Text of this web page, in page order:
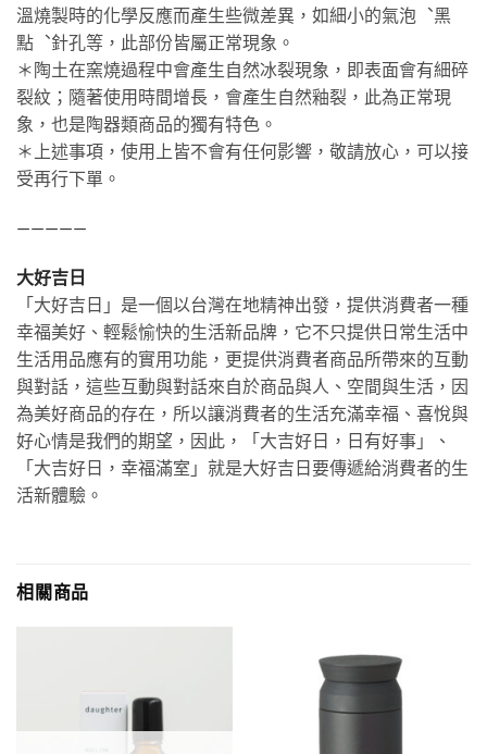
溫燒製時的化學反應而產生些微差異，如細小的氣泡︑黑
點︑針孔等，此部份皆屬正常現象。
＊陶土在窯燒過程中會產生自然冰裂現象，即表面會有細碎
裂紋；隨著使用時間增長，會產生自然釉裂，此為正常現
象，也是陶器類商品的獨有特色。
＊上述事項，使用上皆不會有任何影響，敬請放心，可以接
受再行下單。
—————
大好吉日
「大好吉日」是一個以台灣在地精神出發，提供消費者一種
幸福美好、輕鬆愉快的生活新品牌，它不只提供日常生活中
生活用品應有的實用功能，更提供消費者商品所帶來的互動
與對話，這些互動與對話來自於商品與人、空間與生活，因
為美好商品的存在，所以讓消費者的生活充滿幸福、喜悅與
好心情是我們的期望，因此，「大吉好日，日有好事」、
「大吉好日，幸福滿室」就是大好吉日要傳遞給消費者的生
活新體驗。
相關商品